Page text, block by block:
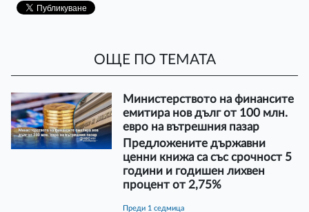
ОЩЕ ПО ТЕМАТА
Министерството на финансите
емитира нов дълг от 100 млн.
евро на вътрешния пазар
Предложените държавни
ценни книжа са със срочност 5
години и годишен лихвен
процент от 2,75%
преди 1 седмица